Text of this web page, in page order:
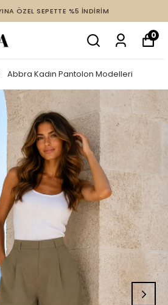
SEPETTE %5 İNDİRİM
0
Abbra Kadın Pantolon Modelleri